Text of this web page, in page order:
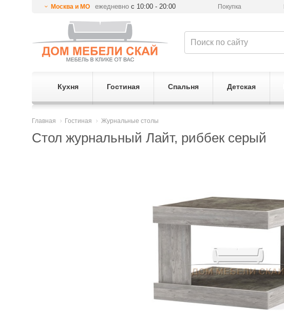
Москва и МО ежедневнос 10:00 - 20:00 Покупка
Кухня Гостиная Спальня Детская
Главная Гостиная Журнальные столы
Стол журнальный Лайт, риббек серый